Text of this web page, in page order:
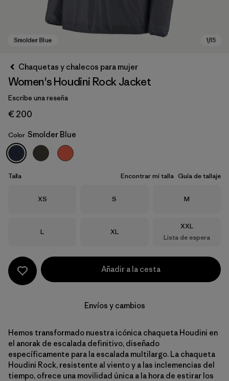
Smolder Blue
Chaquetas y chalecos para mujer
Women's Houdini Rock Jacket
Escribe una reseña
€ 200
Color Smolder Blue
Talla Encontrar mi talla Guía de tallaje
Talla
XS Talla
S Talla
M
Talla
L Talla
XL
Talla
XXL
Lista de espera
Añadir a la cesta
Envíos y cambios
Hemos transformado nuestra icónica chaqueta Houdini en
el anorak de escalada definitivo, diseñado
específicamente para la escalada multilargo. La chaqueta
Houdini Rock, resistente al viento y a las inclemencias del
tiempo, ofrece una movilidad única a la hora de estirar los